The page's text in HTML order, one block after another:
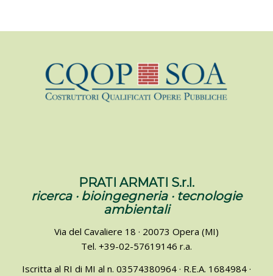
PRATI ARMATI S.r.l.
ricerca · bioingegneria · tecnologie
ambientali
Via del Cavaliere 18 · 20073 Opera (MI)
Tel. +39-02-57619146 r.a.
Iscritta al RI di MI al n. 03574380964 · R.E.A. 1684984 ·